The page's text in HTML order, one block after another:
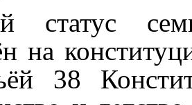
статус
на
38